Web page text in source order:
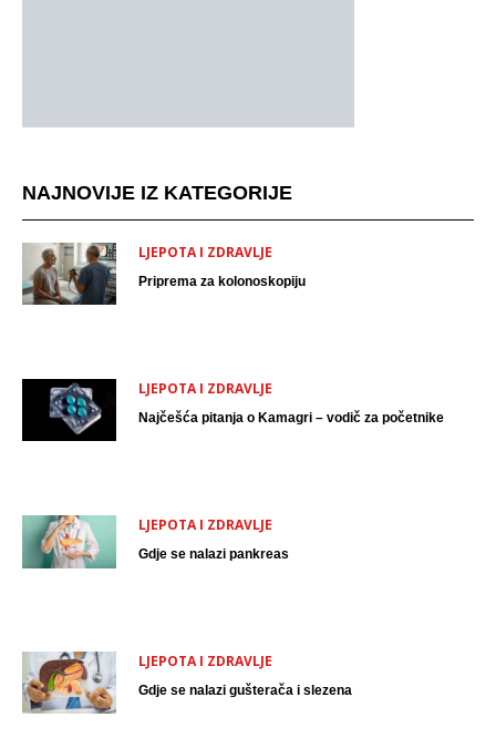
NAJNOVIJE IZ KATEGORIJE
LJEPOTA I ZDRAVLJE
Priprema za kolonoskopiju
LJEPOTA I ZDRAVLJE
Najčešća pitanja o Kamagri – vodič za početnike
LJEPOTA I ZDRAVLJE
Gdje se nalazi pankreas
LJEPOTA I ZDRAVLJE
Gdje se nalazi gušterača i slezena